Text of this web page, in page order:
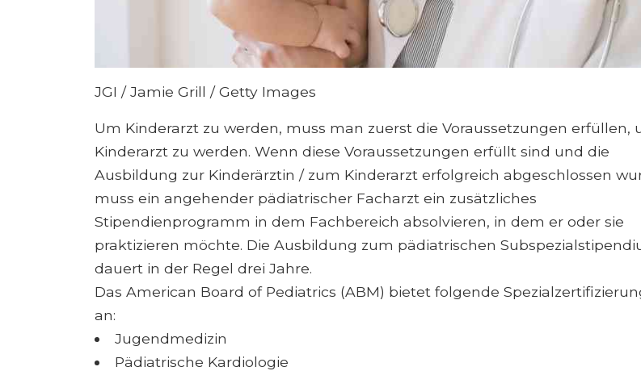
JGI / Jamie Grill / Getty Images
Um Kinderarzt zu werden, muss man zuerst die Voraussetzungen erfüllen,
Kinderarzt zu werden. Wenn diese Voraussetzungen erfüllt sind und die
Ausbildung zur Kinderärztin / zum Kinderarzt erfolgreich abgeschlossen
muss ein angehender pädiatrischer Facharzt ein zusätzliches
Stipendienprogramm in dem Fachbereich absolvieren, in dem er oder sie
praktizieren möchte. Die Ausbildung zum pädiatrischen
dauert in der Regel drei Jahre.
Das American Board of Pediatrics (ABM) bietet folgende
an:
Jugendmedizin
Pädiatrische Kardiologie